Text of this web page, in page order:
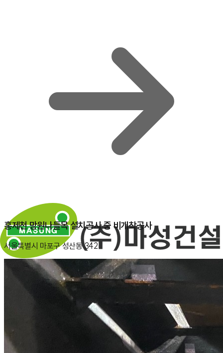
홍제천 망원나들목 설치공사 중 비개착공사
서울특별시 마포구 성산동 342